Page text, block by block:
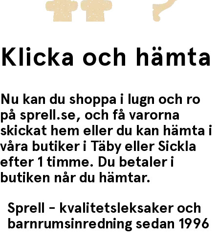
Klicka och hämta
Nu kan du shoppa i lugn och ro
på sprell.se, och få varorna
skickat hem eller du kan hämta i
våra butiker i Täby eller Sickla
efter 1 timme. Du betaler i
butiken når du hämtar.
Sprell - kvalitetsleksaker och
barnrumsinredning sedan 1996